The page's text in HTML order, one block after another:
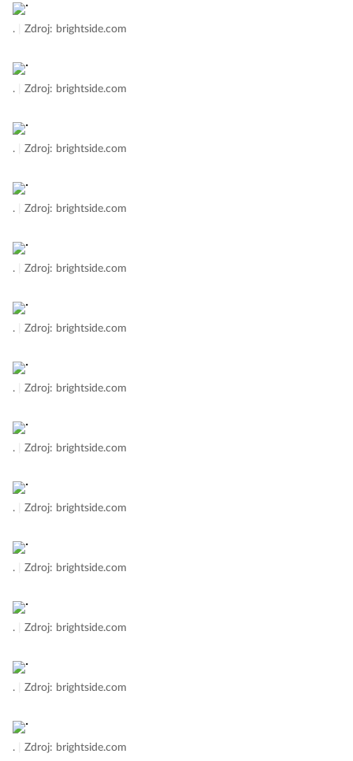
. Zdroj: brightside.com
. Zdroj: brightside.com
. Zdroj: brightside.com
. Zdroj: brightside.com
. Zdroj: brightside.com
. Zdroj: brightside.com
. Zdroj: brightside.com
. Zdroj: brightside.com
. Zdroj: brightside.com
. Zdroj: brightside.com
. Zdroj: brightside.com
. Zdroj: brightside.com
. Zdroj: brightside.com